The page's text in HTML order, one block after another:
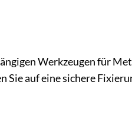
Werkzeugen für
auf eine sichere